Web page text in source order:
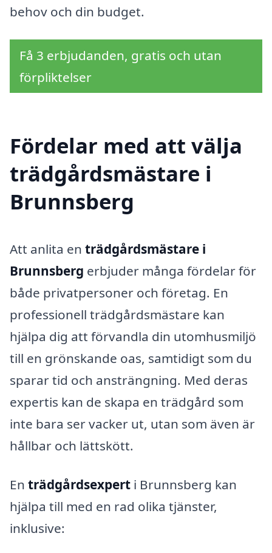
behov och din budget.
Få 3 erbjudanden, gratis och utan
förpliktelser
Fördelar med att välja
trädgårdsmästare i
Brunnsberg
Att anlita en trädgårdsmästare i
Brunnsberg erbjuder många fördelar för
både privatpersoner och företag. En
professionell trädgårdsmästare kan
hjälpa dig att förvandla din utomhusmiljö
till en grönskande oas, samtidigt som du
sparar tid och ansträngning. Med deras
expertis kan de skapa en trädgård som
inte bara ser vacker ut, utan som även är
hållbar och lättskött.
En trädgårdsexpert i Brunnsberg kan
hjälpa till med en rad olika tjänster,
inklusive: